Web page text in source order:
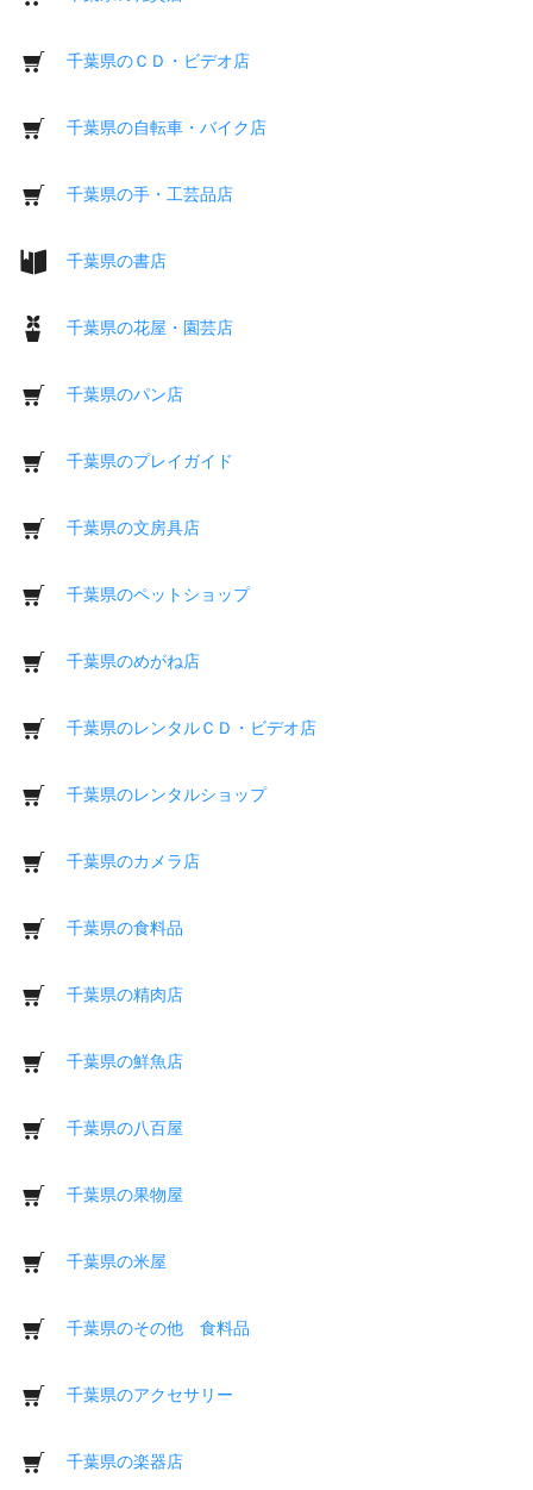
千葉県のＣＤ・ビデオ店
千葉県の自転車・バイク店
千葉県の手・工芸品店
千葉県の書店
千葉県の花屋・園芸店
千葉県のパン店
千葉県のプレイガイド
千葉県の文房具店
千葉県のペットショップ
千葉県のめがね店
千葉県のレンタルＣＤ・ビデオ店
千葉県のレンタルショップ
千葉県のカメラ店
千葉県の食料品
千葉県の精肉店
千葉県の鮮魚店
千葉県の八百屋
千葉県の果物屋
千葉県の米屋
千葉県のその他 食料品
千葉県のアクセサリー
千葉県の楽器店